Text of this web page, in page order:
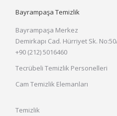
Bayrampaşa Temizlik
Bayrampaşa Merkez
Demirkapı Cad. Hürriyet Sk.
+90 (212) 5016460
Tecrübeli Temizlik Personelleri
Cam Temizlik Elemanları
Temizlik